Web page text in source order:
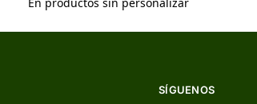
SÍGUENOS